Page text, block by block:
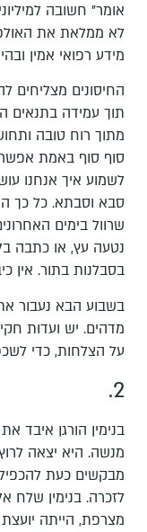
אומר" חשובה
לא ממלאת את
מידע רפואי אמין
החיסונים מצליחים
תוך עמידה בתנאים
מתוך רוח טובה
סוף סוף באמת אפשר
לשמוע איך אנחנו
סבא וסבתא. כל כך
שרוול בימים
נטעה עץ, או כתבה
בסבלנות בתור. אין
בשבוע הבא נעבור
מדהים. יש ועדות
על הצלחות, כדי
2.
בנימין הורגן איבד
מנשה. היא יצאה
מבקשים כעת
לזכרה. בנימין שלח
מצרפת, הייתה